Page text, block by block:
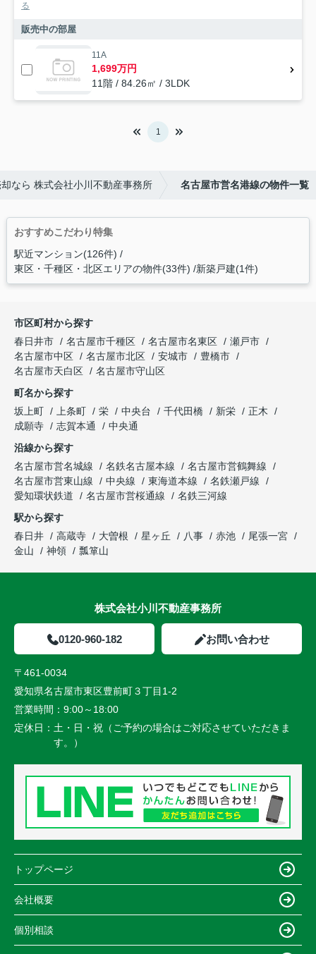
る
販売中の部屋
11A
1,699万円
11階 / 84.26㎡ / 3LDK
1
なら 株式会社小川不動産事務所 名古屋市営名港線の物件一覧
おすすめこだわり特集
駅近マンション(126件)
東区・千種区・北区エリアの物件(33件) 新築戸建(1件)
市区町村から探す
春日井市
名古屋市千種区 名古屋市名東区
瀬戸市
名古屋市中区
名古屋市北区 安城市
豊橋市
名古屋市天白区
名古屋市守山区
町名から探す
坂上町
上条町 栄 中央台 千代田橋 新栄
正木
成願寺
志賀本通
中央通
沿線から探す
名古屋市営名城線
名鉄名古屋本線
名古屋市営鶴舞線
名古屋市営東山線
中央線 東海道本線
名鉄瀬戸線
愛知環状鉄道
名古屋市営桜通線
名鉄三河線
駅から探す
春日井
高蔵寺 大曽根 星ヶ丘 八事 赤池
尾張一宮
金山
神領 瓢箪山
株式会社小川不動産事務所
0120-960-182 お問い合わせ
〒461-0034
愛知県名古屋市東区豊前町３丁目1-2
営業時間： 9:00～18:00
定休日： 土・日・祝（ご予約の場合はご対応させていただきま
す。）
トップページ
会社概要
個別相談